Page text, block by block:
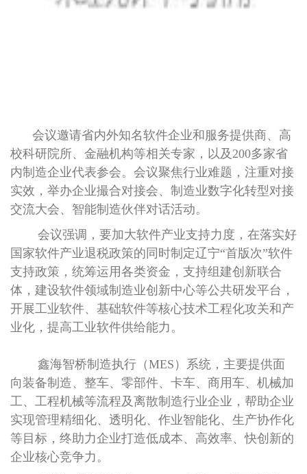
会议邀请省内外知名软件企业和服务提供商、高
校科研院所、金融机构等相关专家，以及200多家省
内制造企业代表参会。会议聚焦行业难题，注重对接
实效，举办企业撮合对接会、制造业数字化转型对接
交流大会、智能制造伙伴对话活动。
会议强调，要加大软件产业支持力度，在落实好
国家软件产业退税政策的同时制定辽宁“首版次”软件
支持政策，统筹运用各类资金，支持组建创新联合
体，建设软件领域制造业创新中心等公共研发平台，
开展工业软件、基础软件等核心技术工程化攻关和产
业化，提高工业软件供给能力。
鑫海智桥制造执行（MES）系统，主要提供面
向装备制造、整车、零部件、卡车、商用车、机械加
工、工程机械等流程及离散制造行业企业，帮助企业
实现管理精细化、透明化、作业智能化、生产协作化
等目标，终助力企业打造低成本、高效率、快创新的
企业核心竞争力。